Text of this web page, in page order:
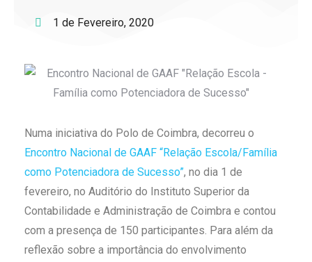
1 de Fevereiro, 2020
Numa iniciativa do Polo de Coimbra, decorreu o
Encontro Nacional de GAAF “Relação Escola/Família
como Potenciadora de Sucesso”, no dia 1 de
fevereiro, no Auditório do Instituto Superior da
Contabilidade e Administração de Coimbra e contou
com a presença de 150 participantes. Para além da
reflexão sobre a importância do envolvimento